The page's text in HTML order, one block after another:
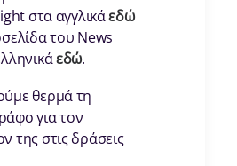
στα αγγλικάεδώ
του News
εδώ.
θερμά τη
για τον
της στις δράσεις